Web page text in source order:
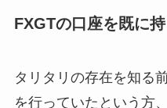
FXGTの口座を既に
タリタリの存在を知る
を行っていたという方